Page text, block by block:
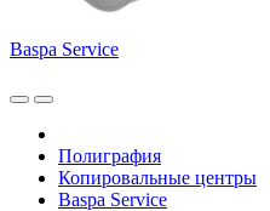
Baspa Service
Полиграфия
Копировальные центры
Baspa Service